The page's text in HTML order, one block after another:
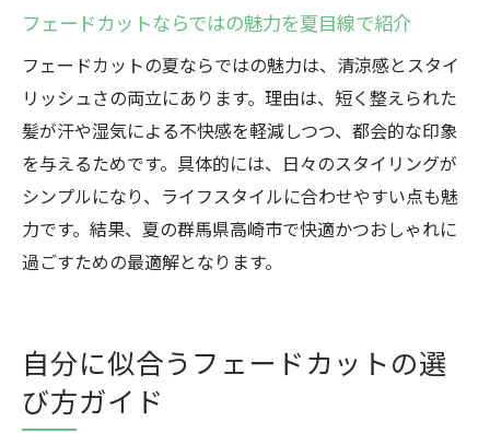
フェードカットならではの魅力を夏目線で紹介
フェードカットの夏ならではの魅力は、清涼感とスタイ
リッシュさの両立にあります。理由は、短く整えられた
髪が汗や湿気による不快感を軽減しつつ、都会的な印象
を与えるためです。具体的には、日々のスタイリングが
シンプルになり、ライフスタイルに合わせやすい点も魅
力です。結果、夏の群馬県高崎市で快適かつおしゃれに
過ごすための最適解となります。
自分に似合うフェードカットの選
び方ガイド